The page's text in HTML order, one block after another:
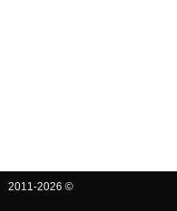
2011-2026 ©